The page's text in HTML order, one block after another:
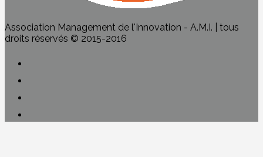
Association Management de l'Innovation - A.M.I. | tous
droits réservés © 2015-2016